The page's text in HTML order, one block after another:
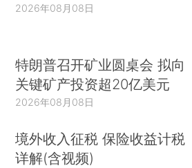
2026年08月08日
特朗普召开矿业圆桌会 拟向
关键矿产投资超20亿美元
2026年08月08日
境外收入征税 保险收益计税
详解(含视频)